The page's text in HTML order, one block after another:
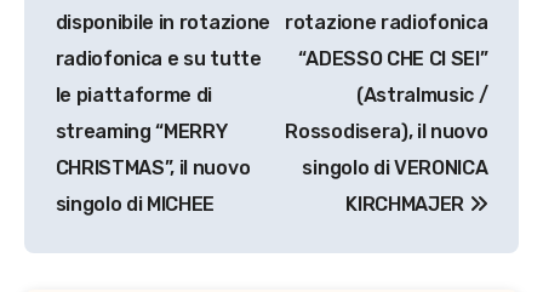
disponibile in rotazione
radiofonica e su tutte
le piattaforme di
streaming “MERRY
CHRISTMAS”, il nuovo
singolo di MICHEE
rotazione radiofonica
“ADESSO CHE CI SEI”
(Astralmusic /
Rossodisera), il nuovo
singolo di VERONICA
KIRCHMAJER